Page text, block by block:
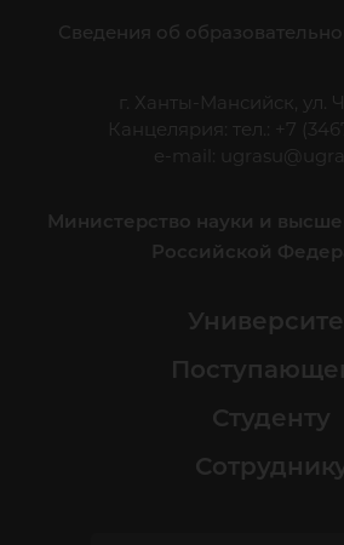
Сведения об
г. Ханты-Мансийск, ул.
Канцелярия: тел.: +7
e-mail:
Министерство науки и
Российской
Студенту